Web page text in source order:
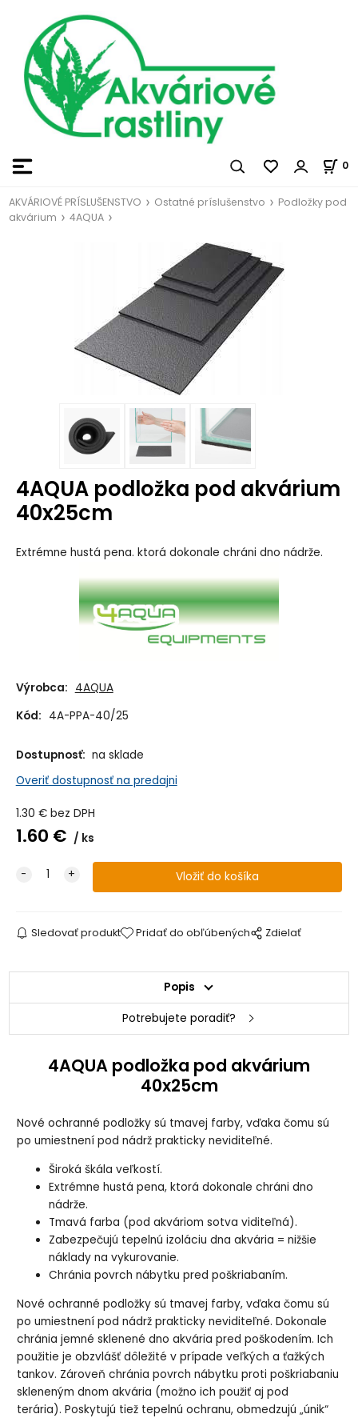
0
AKVÁRIOVÉ PRÍSLUŠENSTVO Ostatné príslušenstvo
Podložky pod
akvárium
4AQUA
4AQUA podložka pod akvárium
40x25cm
Extrémne hustá pena. ktorá dokonale chráni dno nádrže.
Výrobca: 4AQUA
Kód: 4A-PPA-40/25
Dostupnosť: na sklade
Overiť dostupnosť na predajni
1.30 € bez DPH
1.60 € ks
Sledovať produkt Pridať do obľúbených Zdielať
Popis
Potrebujete poradiť?
4AQUA podložka pod akvárium
40x25cm
Nové ochranné podložky sú tmavej farby, vďaka čomu sú
po umiestnení pod nádrž prakticky neviditeľné.
Široká škála veľkostí.
Extrémne hustá pena, ktorá dokonale chráni dno
nádrže.
Tmavá farba (pod akváriom sotva viditeľná).
Zabezpečujú tepelnú izoláciu dna akvária = nižšie
náklady na vykurovanie.
Chránia povrch nábytku pred poškriabaním.
Nové ochranné podložky sú tmavej farby, vďaka čomu sú
po umiestnení pod nádrž prakticky neviditeľné. Dokonale
chránia jemné sklenené dno akvária pred poškodením. Ich
použitie je obzvlášť dôležité v prípade veľkých a ťažkých
tankov. Zároveň chránia povrch nábytku proti poškriabaniu
skleneným dnom akvária (možno ich použiť aj pod
terária). Poskytujú tiež tepelnú ochranu, obmedzujú „únik“